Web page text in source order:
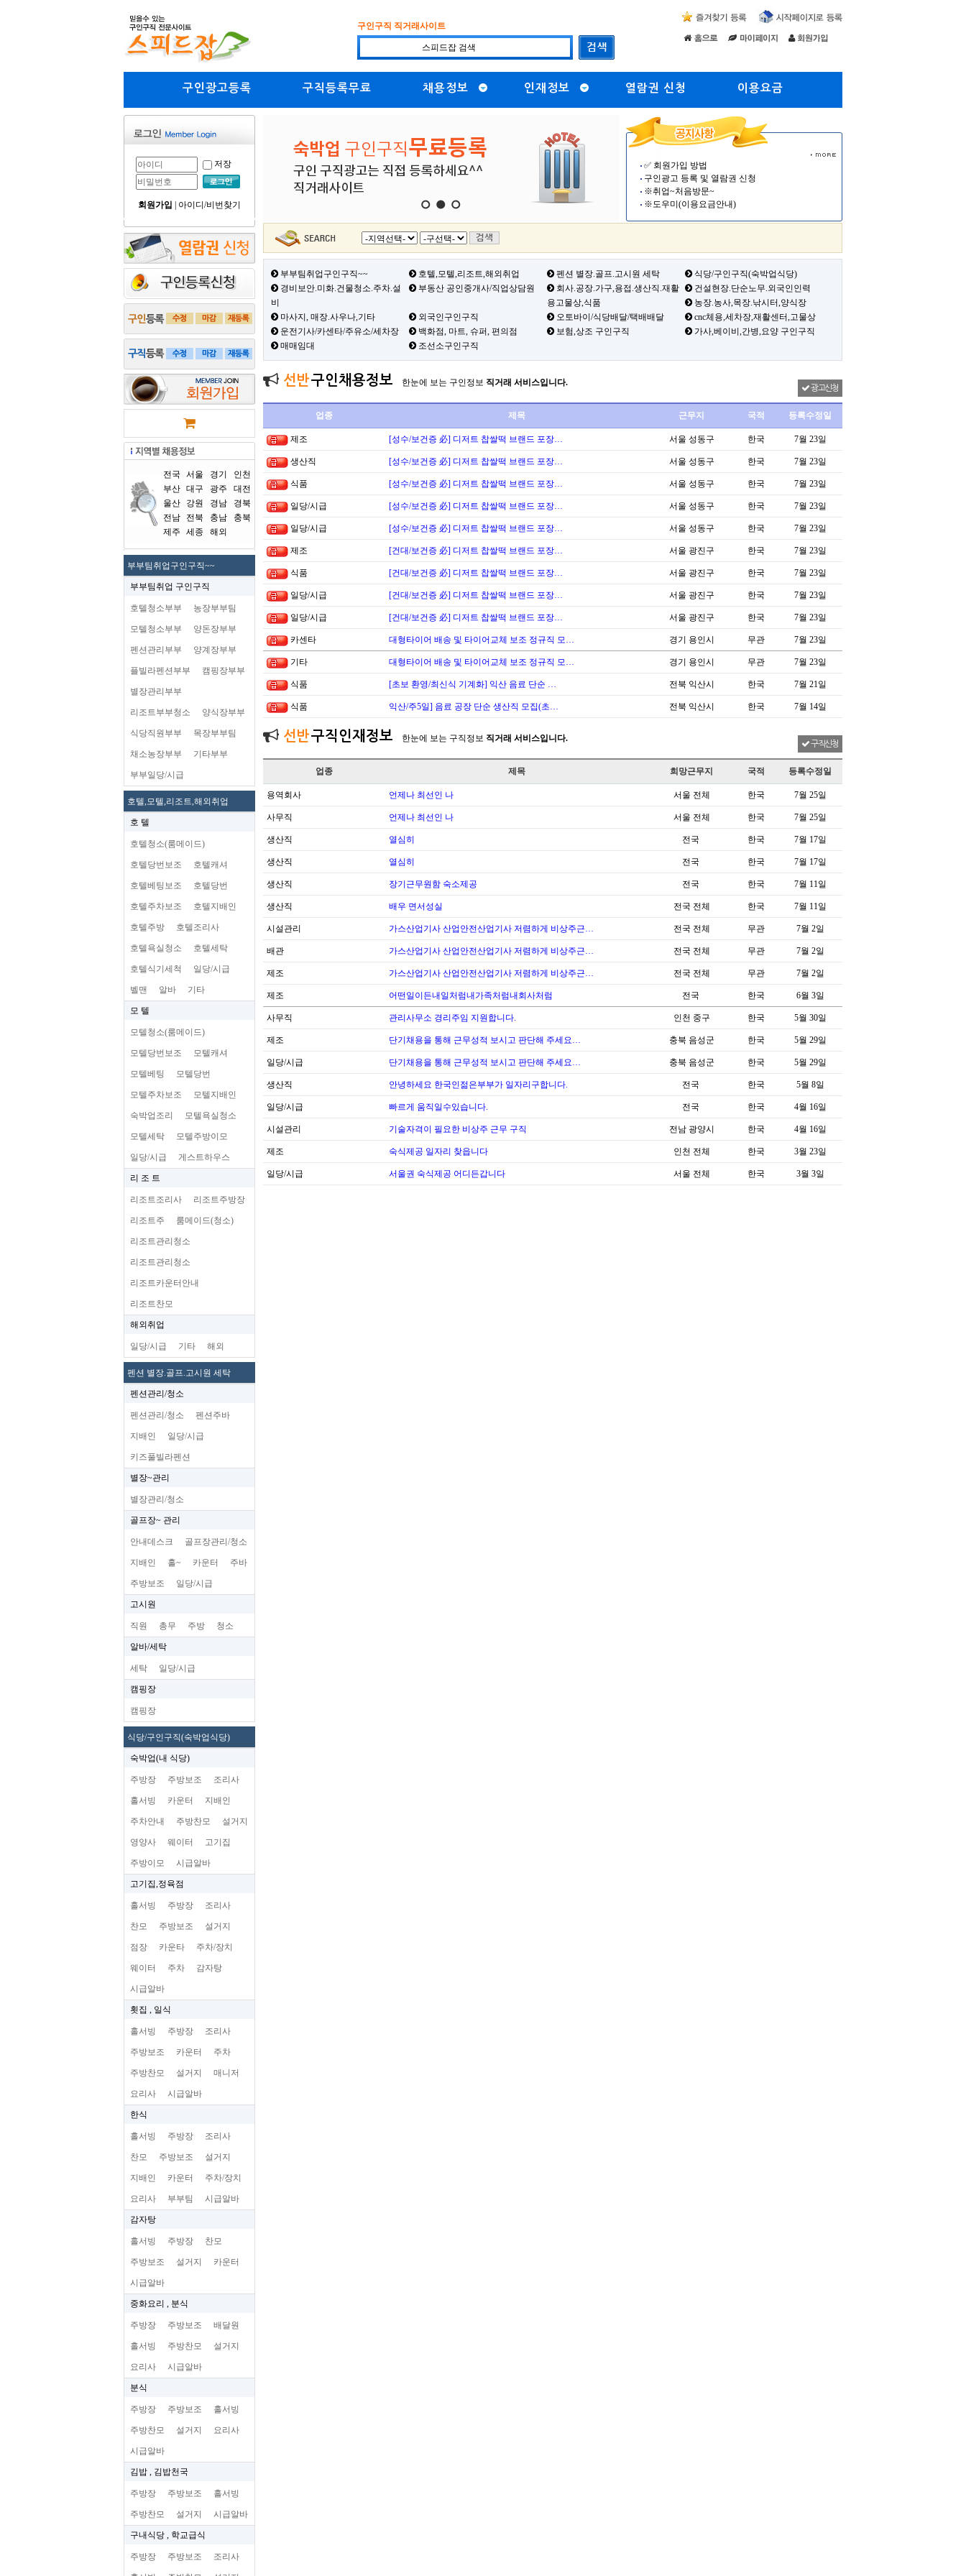
구인구직 직거래사이트
구인광고등록 구직등록무료 채용정보 인재정보 열람권 신청 이용요금
저장
회원가입 아이디/비번찾기
전국 서울 경기
인천
부산 대구 광주
대전
울산
강원 경남
경북
전남
전북 충남
충북
제주
세종 해외
부부팀취업구인구직~~
부부팀취업 구인구직
호텔청소부부 농장부부팀
모텔청소부부 양돈장부부
펜션관리부부 양계장부부
플빌라펜션부부 캠핑장부부
별장관리부부
리조트부부청소 양식장부부
식당직원부부 목장부부팀
채소농장부부 기타부부
부부일당/시급
호텔,모텔,리조트,해외취업
호 텔
호텔청소(룸메이드)
호텔당번보조 호텔캐셔
호텔베팅보조 호텔당번
호텔주차보조 호텔지배인
호텔주방 호텔조리사
호텔욕실청소 호텔세탁
호텔식기세척 일당/시급
벨맨 알바 기타
모 텔
모텔청소(룸메이드)
모텔당번보조 모텔캐셔
모텔베팅 모텔당번
모텔주차보조 모텔지배인
숙박업조리 모텔욕실청소
모텔세탁 모텔주방이모
일당/시급 게스트하우스
리 조 트
리조트조리사 리조트주방장
리조트주 룸메이드(청소)
리조트관리청소
리조트관리청소
리조트카운터안내
리조트찬모
해외취업
일당/시급 기타 해외
펜션 별장.골프.고시원 세탁
펜션관리/청소
펜션관리/청소 펜션주바
지배인 일당/시급
키즈풀빌라펜션
별장~관리
별장관리/청소
골프장~ 관리
안내데스크 골프장관리/청소
지배인 홀~ 카운터 주바
주방보조 일당/시급
고시원
직원 총무 주방 청소
알바/세탁
세탁 일당/시급
캠핑장
캠핑장
식당/구인구직(숙박업식당)
숙박업(내 식당)
주방장 주방보조 조리사
홀서빙 카운터 지배인
주차안내 주방찬모 설거지
영양사 웨이터 고기집
주방이모 시급알바
고기집,정육점
홀서빙 주방장 조리사
찬모 주방보조 설거지
점장 카운타 주차/장치
웨이터 주차 감자탕
시급알바
횟집 , 일식
홀서빙 주방장 조리사
주방보조 카운터 주차
주방찬모 설거지 매니저
요리사 시급알바
한식
홀서빙 주방장 조리사
찬모 주방보조 설거지
지배인 카운터 주차/장치
요리사 부부팀 시급알바
감자탕
홀서빙 주방장 찬모
주방보조 설거지 카운터
시급알바
중화요리 , 분식
주방장 주방보조 배달원
홀서빙 주방찬모 설거지
요리사 시급알바
분식
주방장 주방보조 홀서빙
주방찬모 설거지 요리사
시급알바
김밥 , 김밥천국
주방장 주방보조 홀서빙
주방찬모 설거지 시급알바
구내식당 , 학교급식
주방장 주방보조 조리사
✅ 회원가입 방법
구인광고 등록 및 열람권 신청
※취업~처음방문~
※도우미(이용요금안내)
부부팀취업구인구직~~ 호텔,모텔,리조트,해외취업 펜션 별장.골프.고시원 세탁
식당/구인구직(숙박업식당)
경비보안.미화.건물청소.주차.설
비
부동산 공인중개사/직업상담원
회사.공장.가구,용접.생산직.재활
용고물상,식품
건설현장.단순노무.외국인인력
농장.농사,목장.낚시터,양식장
마사지, 매장.사우나,기타
외국인구인구직 오토바이/식당배달/택배배달
cnc체용,세차장,재활센터,고물상
운전기사/카센타/주유소/세차장
백화점, 마트, 슈퍼, 편의점 보험,상조 구인구직
가사,베이비,간병,요양 구인구직
매매임대
조선소구인구직
선반구인채용정보 한눈에 보는 구인정보 직거래 서비스입니다.
광고신청
업종 제목 근무지 국적 등록수정일
제조 [성수/보건증 必] 디저트 찹쌀떡 브랜드 포장… 서울 성동구 한국 7월 23일
생산직 [성수/보건증 必] 디저트 찹쌀떡 브랜드 포장… 서울 성동구 한국 7월 23일
식품 [성수/보건증 必] 디저트 찹쌀떡 브랜드 포장… 서울 성동구 한국 7월 23일
일당/시급 [성수/보건증 必] 디저트 찹쌀떡 브랜드 포장… 서울 성동구 한국 7월 23일
일당/시급 [성수/보건증 必] 디저트 찹쌀떡 브랜드 포장… 서울 성동구 한국 7월 23일
제조 [건대/보건증 必] 디저트 찹쌀떡 브랜드 포장… 서울 광진구 한국 7월 23일
식품 [건대/보건증 必] 디저트 찹쌀떡 브랜드 포장… 서울 광진구 한국 7월 23일
일당/시급 [건대/보건증 必] 디저트 찹쌀떡 브랜드 포장… 서울 광진구 한국 7월 23일
일당/시급 [건대/보건증 必] 디저트 찹쌀떡 브랜드 포장… 서울 광진구 한국 7월 23일
카센타 대형타이어 배송 및 타이어교체 보조 정규직 모… 경기 용인시 무관 7월 23일
기타 대형타이어 배송 및 타이어교체 보조 정규직 모… 경기 용인시 무관 7월 23일
식품 [초보 환영/최신식 기계화] 익산 음료 단순 … 전북 익산시 한국 7월 21일
식품 익산/주5일] 음료 공장 단순 생산직 모집(초… 전북 익산시 한국 7월 14일
선반구직인재정보 한눈에 보는 구직정보 직거래 서비스입니다.
구직신청
업종 제목 희망근무지 국적 등록수정일
용역회사 언제나 최선인 나 서울 전체 한국 7월 25일
사무직 언제나 최선인 나 서울 전체 한국 7월 25일
생산직 열심히 전국 한국 7월 17일
생산직 열심히 전국 한국 7월 17일
생산직 장기근무원함 숙소제공 전국 한국 7월 11일
생산직 배우 면서성실 전국 전체 한국 7월 11일
시설관리 가스산업기사 산업안전산업기사 저렴하게 비상주근… 전국 전체 무관 7월 2일
배관 가스산업기사 산업안전산업기사 저렴하게 비상주근… 전국 전체 무관 7월 2일
제조 가스산업기사 산업안전산업기사 저렴하게 비상주근… 전국 전체 무관 7월 2일
제조 어떤일이든내일처럼내가족처럼내회사처럼 전국 한국 6월 3일
사무직 관리사무소 경리주임 지원합니다. 인천 중구 한국 5월 30일
제조 단기채용을 통해 근무성적 보시고 판단해 주세요… 충북 음성군 한국 5월 29일
일당/시급 단기채용을 통해 근무성적 보시고 판단해 주세요… 충북 음성군 한국 5월 29일
생산직 안녕하세요 한국인젊은부부가 일자리구합니다. 전국 한국 5월 8일
일당/시급 빠르게 움직일수있습니다. 전국 한국 4월 16일
시설관리 기술자격이 필요한 비상주 근무 구직 전남 광양시 한국 4월 16일
제조 숙식제공 일자리 찾읍니다 인천 전체 한국 3월 23일
일당/시급 서울권 숙식제공 어디든갑니다 서울 전체 한국 3월 3일